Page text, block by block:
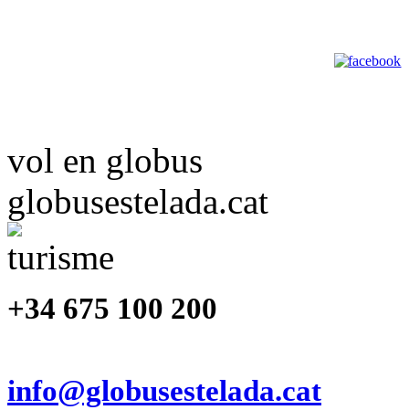
vol en globus
globusestelada.cat
+34 675 100 200
info@globusestelada.cat